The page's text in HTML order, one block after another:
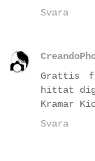
Svara
Grattis
hittat
Kramar
Svara